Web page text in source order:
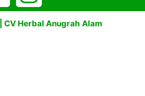
Herbal Anugrah Alam